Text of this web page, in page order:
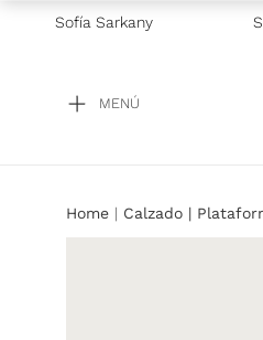
Sofía Sarkany
LOS MEDIOS DE PAGO
MENÚ
Calzado